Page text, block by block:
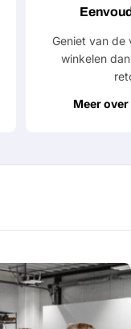
Geniet van de
winkelen
Meer